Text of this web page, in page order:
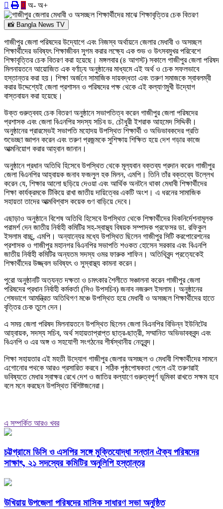
অ- অ+
📸 Bangla News TV
গাজীপুর জেলা পরিষদের উদ্যোগে এবং নিজস্ব অর্থায়নে জেলার মেধাবী ও অসচ্ছল
শিক্ষার্থীদের ভবিষ্যৎ শিক্ষাজীবন সুগম করার লক্ষ্যে এক শুভ ও উৎসবমুখর পরিবেশে
শিক্ষাবৃত্তির চেক বিতরণ করা হয়েছে। মঙ্গলবার (৪ আগস্ট) সকালে গাজীপুর জেলা পরিষদ
মিলনায়তনে আয়োজিত এক বর্ণাঢ্য অনুষ্ঠানের মাধ্যমে এই অর্থ ও চেক সফলভাবে
হস্তান্তর করা হয়। শিক্ষা অর্জনে সামাজিক দায়বদ্ধতা এবং তরুণ সমাজকে স্বাবলম্বী
করার উদ্দেশ্যেই জেলা প্রশাসন ও পরিষদের পক্ষ থেকে এই কল্যাণমুখী উদ্যোগ
বাস্তবায়ন করা হয়েছে।
উক্ত গুরুত্ববহ চেক বিতরণ অনুষ্ঠানে সভাপতিত্ব করেন গাজীপুর জেলা পরিষদের
প্রশাসক এবং জেলা বিএনপির সদস্য সচিব ড. চৌধুরী ইশরাক আহমেদ সিদ্দিকী।
অনুষ্ঠানের প্রারম্ভেই সভাপতি মহোদয় উপস্থিত শিক্ষার্থী ও অভিভাবকদের প্রতি
শুভেচ্ছা জ্ঞাপন করেন এবং তরুণ প্রজন্মকে সুশিক্ষায় শিক্ষিত হয়ে দেশ গড়ার কাজে
আত্মনিয়োগ করার আহ্বান জানান।
অনুষ্ঠানে প্রধান অতিথি হিসেবে উপস্থিত থেকে মূল্যবান বক্তব্য প্রদান করেন গাজীপুর
জেলা বিএনপির আহ্বায়ক জনাব ফজলুল হক মিলন, এমপি। তিনি তাঁর বক্তব্যে উল্লেখ
করেন যে, শিক্ষার আলো ছড়িয়ে দেওয়া এবং আর্থিক অনটনে থাকা মেধাবী শিক্ষার্থীদের
শিক্ষা কার্যক্রমকে টিকিয়ে রাখা জাতীয় দায়িত্বের একটি অংশ। এ ধরনের সামাজিক
সহায়তা তাদের আত্মবিশ্বাস কয়েক গুণ বাড়িয়ে দেবে।
এছাড়াও অনুষ্ঠানে বিশেষ অতিথি হিসেবে উপস্থিত থেকে শিক্ষার্থীদের দিকনির্দেশনামূলক
পরামর্শ দেন জাতীয় নির্বাহী কমিটির সহ-স্বাস্থ্য বিষয়ক সম্পাদক প্রফেসর ডা. রফিকুল
ইসলাম বাচ্চু, এমপি। অন্যান্যের মধ্যে উপস্থিত ছিলেন গাজীপুর সিটি করপোরেশনের
প্রশাসক ও গাজীপুর মহানগর বিএনপির সভাপতি শওকত হোসেন সরকার এবং বিএনপি
জাতীয় নির্বাহী কমিটির অন্যতম সদস্য ওমর ফারুক শাফিন। অতিথিবৃন্দ প্রত্যেকেই
শিক্ষার্থীদের উজ্জ্বল ভবিষ্যৎ ও সুস্বাস্থ্য কামনা করেন।
পুরো অনুষ্ঠানটি অত্যন্ত দক্ষতা ও চমৎকার শৈলীতে সঞ্চালনা করেন গাজীপুর জেলা
পরিষদের প্রধান নির্বাহী কর্মকর্তা (সিও উপসচিব) জনাব নজরুল ইসলাম। অনুষ্ঠানের
শেষভাগে আমন্ত্রিত অতিথিগণ মঞ্চে উপস্থিত হয়ে মেধাবী ও অসচ্ছল শিক্ষার্থীদের হাতে
বৃত্তির চেক তুলে দেন।
এ সময় জেলা পরিষদ মিলনায়তনে উপস্থিত ছিলেন জেলা বিএনপির বিভিন্ন ইউনিটের
আহ্বায়ক, সদস্য সচিব, অর্থ সহায়তাপ্রাপ্ত ছাত্র-ছাত্রী, সম্মানিত অভিভাবকবৃন্দ এবং
বিএনপি ও এর অঙ্গ ও সহযোগী সংগঠনের শীর্ষস্থানীয় নেতৃবৃন্দ।
শিক্ষা সহায়তার এই মহতী উদ্যোগ গাজীপুর জেলার অসচ্ছল ও মেধাবী শিক্ষার্থীদের সামনে
এগোনোর পথকে আরও প্রসারিত করবে। সঠিক পৃষ্ঠপোষকতা পেলে এই তরুণরাই
ভবিষ্যতে মেধার স্বাক্ষর রেখে দেশ ও জাতির কল্যাণে গুরুত্বপূর্ণ ভূমিকা রাখতে সক্ষম হবে
বলে মনে করছেন উপস্থিত বিশিষ্টজনেরা।
এ সম্পর্কিত আরও খবর
চট্টগ্রামে ডিসি ও এসপির সঙ্গে মুক্তিযোদ্ধা সন্তান ঐক্য পরিষদের
সাক্ষাৎ, ২১ সদস্যের কমিটির অনুলিপি হস্তান্তর
উখিয়ায় উপজেলা পরিষদের মাসিক সাধারণ সভা অনুষ্ঠিত